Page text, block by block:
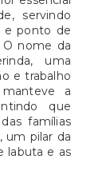
servindo
e ponto de
nome da
uma
e trabalho
manteve a
que
famílias
um pilar da
labuta e as